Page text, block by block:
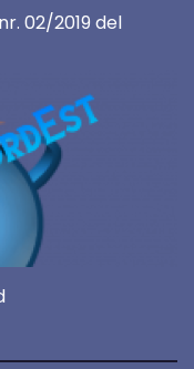
02/2019 del